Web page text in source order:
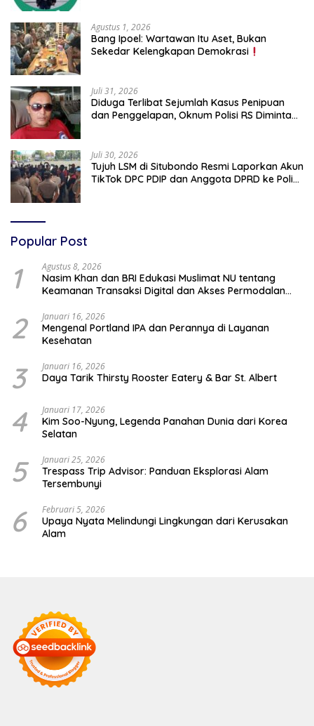
Agustus 1, 2026
Bang Ipoel: Wartawan Itu Aset, Bukan
Sekedar Kelengkapan Demokrasi
Juli 31, 2026
Diduga Terlibat Sejumlah Kasus Penipuan
dan Penggelapan, Oknum Polisi RS Diminta
Juli 30, 2026
Tujuh LSM di Situbondo Resmi Laporkan Akun
TikTok DPC PDIP dan Anggota DPRD ke Polisi:
Popular Post
1 Agustus 8, 2026
Nasim Khan dan BRI Edukasi Muslimat NU tentang
Keamanan Transaksi Digital dan Akses Permodalan
2 Januari 16, 2026
Mengenal Portland IPA dan Perannya di Layanan
Kesehatan
3 Januari 16, 2026
Daya Tarik Thirsty Rooster Eatery & Bar St. Albert
4 Januari 17, 2026
Kim Soo-Nyung, Legenda Panahan Dunia dari Korea
Selatan
5 Januari 25, 2026
Trespass Trip Advisor: Panduan Eksplorasi Alam
Tersembunyi
6 Februari 5, 2026
Upaya Nyata Melindungi Lingkungan dari Kerusakan
Alam